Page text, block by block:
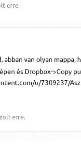
erre.
abban van olyan
és Dropbox->Copy
u/7309237/
erre.